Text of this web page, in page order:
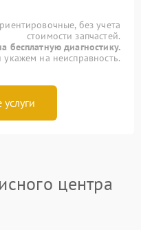
без учета
стоимости запчастей.
бесплатную диагностику.
на неисправность.
услуги
центра